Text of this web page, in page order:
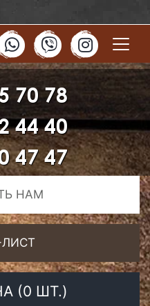
70 78
44 40
47 47
НАМ
(0 ШТ.)